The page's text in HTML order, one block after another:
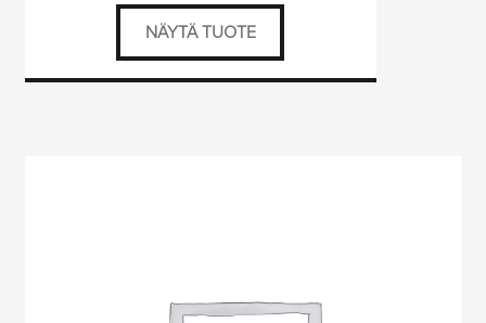
20,00 €
40,00 €
NÄYTÄ TUOTE